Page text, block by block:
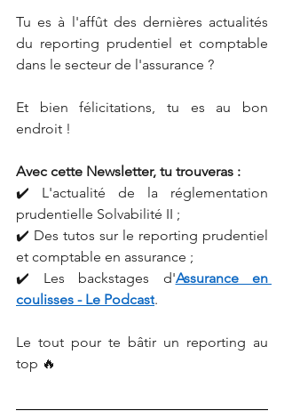
Tu es à l'affût des dernières actualités
du reporting prudentiel et comptable
dans le secteur de l'assurance ?
Et bien félicitations, tu es au bon
endroit !
Avec cette Newsletter, tu trouveras :
✔️ L'actualité de la réglementation
prudentielle Solvabilité II ;
✔️ Des tutos sur le reporting prudentiel
et comptable en assurance ;
✔️ Les backstages d'Assurance en
coulisses - Le Podcast.
Le tout pour te bâtir un reporting au
top 🔥